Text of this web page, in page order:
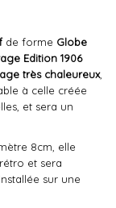
de forme Globe
Edition 1906
très chaleureux,
à celle créée
et sera un
8cm, elle
et sera
sur une